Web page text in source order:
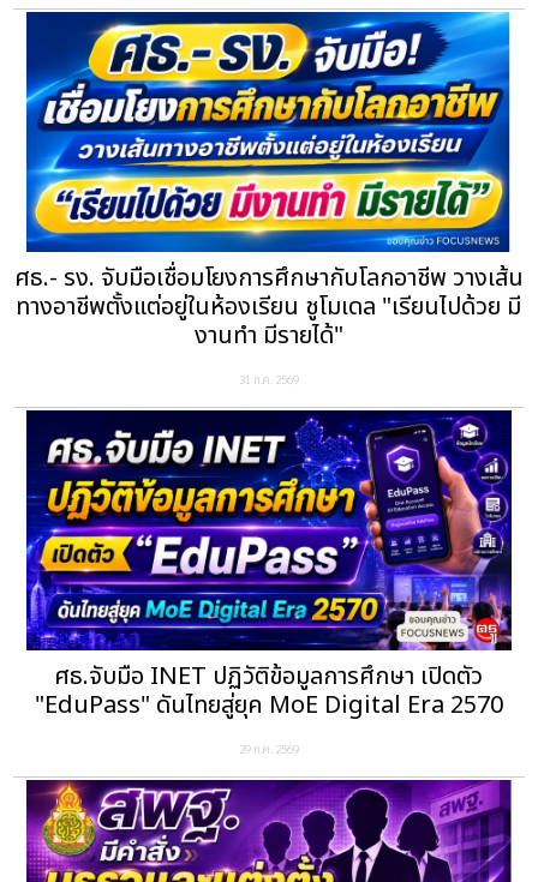
ศธ.- รง. จับมือเชื่อมโยงการศึกษากับโลกอาชีพ วางเส้น
ทางอาชีพตั้งแต่อยู่ในห้องเรียน ชูโมเดล "เรียนไปด้วย มี
งานทำ มีรายได้"
31 ก.ค. 2569
ศธ.จับมือ INET ปฏิวัติข้อมูลการศึกษา เปิดตัว
"EduPass" ดันไทยสู่ยุค MoE Digital Era 2570
29 ก.ค. 2569